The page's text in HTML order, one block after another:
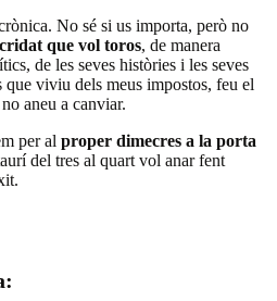
No sé si us importa, però no
que vol toros, de manera
de les seves històries i les seves
viviu dels meus impostos, feu el
aneu a canviar.
per al proper dimecres a la porta
del tres al quart vol anar fent